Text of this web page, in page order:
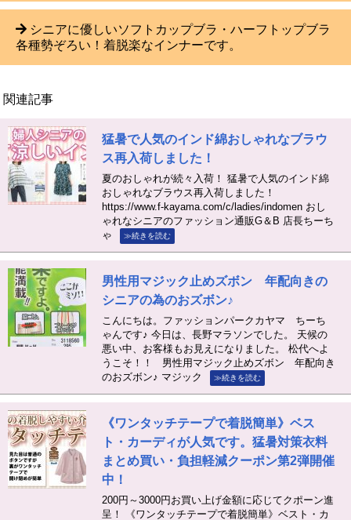
シニアに優しいソフトカップブラ・ハーフトップブラ
各種勢ぞろい！着脱楽なインナーです。
関連記事
猛暑で人気のインド綿おしゃれなブラウ
ス再入荷しました！
夏のおしゃれが続々入荷！ 猛暑で人気のインド綿
おしゃれなブラウス再入荷しました！
https://www.f-kayama.com/c/ladies/indomen おし
ゃれなシニアのファッション通販G＆B 店長ちーち
ゃ
≫続きを読む
男性用マジック止めズボン 年配向きの
シニアの為のおズボン♪
こんにちは。ファッションパークカヤマ ちーち
ゃんです♪ 今日は、長野マラソンでした。 天候の
悪い中、お客様もお見えになりました。 松代へよ
うこそ！！ 男性用マジック止めズボン 年配向き
のおズボン♪ マジック
≫続きを読む
《ワンタッチテープで着脱簡単》ベス
ト・カーディが人気です。猛暑対策衣料
まとめ買い・負担軽減クーポン第2弾開催
中！
200円～3000円お買い上げ金額に応じてクポーン進
呈！ 《ワンタッチテープで着脱簡単》ベスト・カ